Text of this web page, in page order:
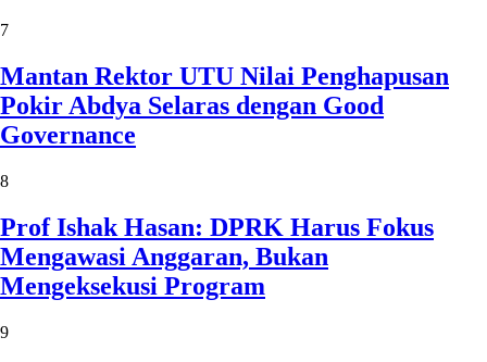
7
Mantan Rektor UTU Nilai Penghapusan
Pokir Abdya Selaras dengan Good
Governance
8
Prof Ishak Hasan: DPRK Harus Fokus
Mengawasi Anggaran, Bukan
Mengeksekusi Program
9